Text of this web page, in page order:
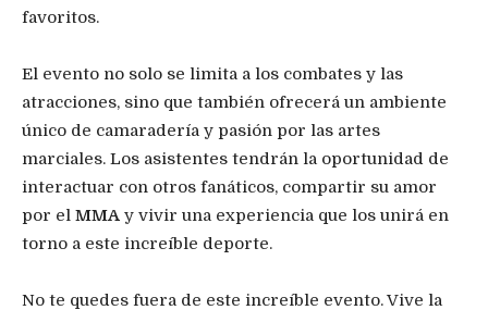
favoritos.
El evento no solo se limita a los combates y las
atracciones, sino que también ofrecerá un ambiente
único de camaradería y pasión por las artes
marciales. Los asistentes tendrán la oportunidad de
interactuar con otros fanáticos, compartir su amor
por el MMA y vivir una experiencia que los unirá en
torno a este increíble deporte.
No te quedes fuera de este increíble evento. Vive la